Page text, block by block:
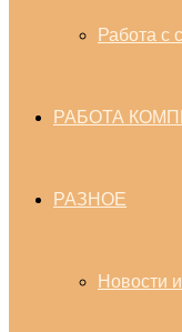
Работа с
РАБОТА
РАЗНОЕ
Новости